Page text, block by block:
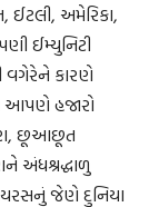
ઈટલી, અમેરિકા,
ઈમ્યુનિટી
વગેરેને કારણે
આપણે હજારો
છૂઆછૂત
અંધશ્રદ્ધાળુ
જેણે દુનિયા